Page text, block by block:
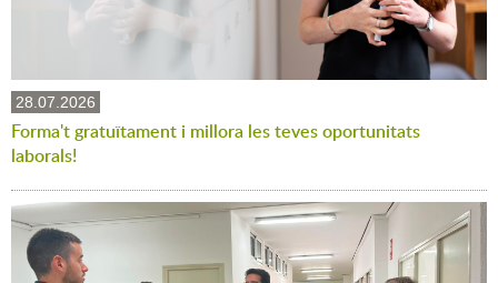
28.07.2026
Forma't gratuïtament i millora les teves oportunitats
laborals!